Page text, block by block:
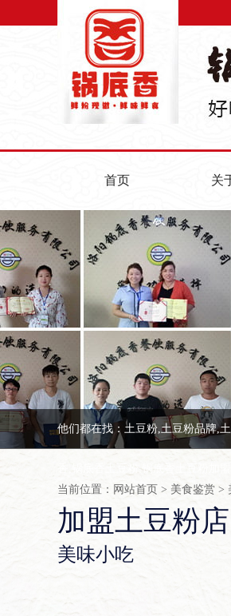
首页 关
他们都在找：土豆粉,土豆粉品牌,
香,锅底香土豆粉,锅底香土豆粉加
当前位置： 网站首页 > 美食鉴赏 >
加盟土豆粉店
美味小吃